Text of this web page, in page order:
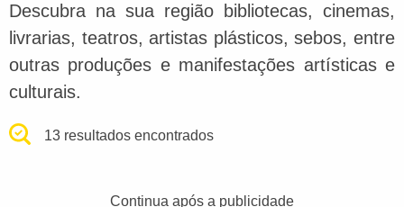
Descubra na sua região bibliotecas, cinemas,
livrarias, teatros, artistas plásticos, sebos, entre
outras produções e manifestações artísticas e
culturais.
13 resultados encontrados
Continua após a publicidade